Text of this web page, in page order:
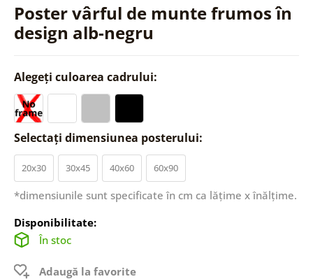
Poster vârful de munte frumos în
design alb-negru
Alegeți culoarea cadrului:
Selectați dimensiunea posterului:
20x30 30x45 40x60 60x90
*dimensiunile sunt specificate în cm ca lățime x înălțime.
Disponibilitate:
În stoc
Adaugă la favorite